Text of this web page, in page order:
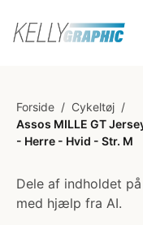
Forside / Cykeltøj /
Assos MILLE GT
- Herre - Hvid - Str. M
Dele af indholdet
med hjælp fra AI.